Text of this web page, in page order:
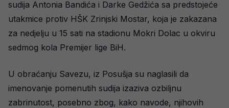
sudija Antonia Bandića i Darke Gedžića sa predstojeće
utakmice protiv HŠK Zrinjski Mostar, koja je zakazana
za nedjelju u 15 sati na stadionu Mokri Dolac u okviru
sedmog kola Premijer lige BiH.
U obraćanju Savezu, iz Posušja su naglasili da
imenovanje pomenutih sudija izaziva ozbiljnu
zabrinutost, posebno zbog, kako navode, njihovih